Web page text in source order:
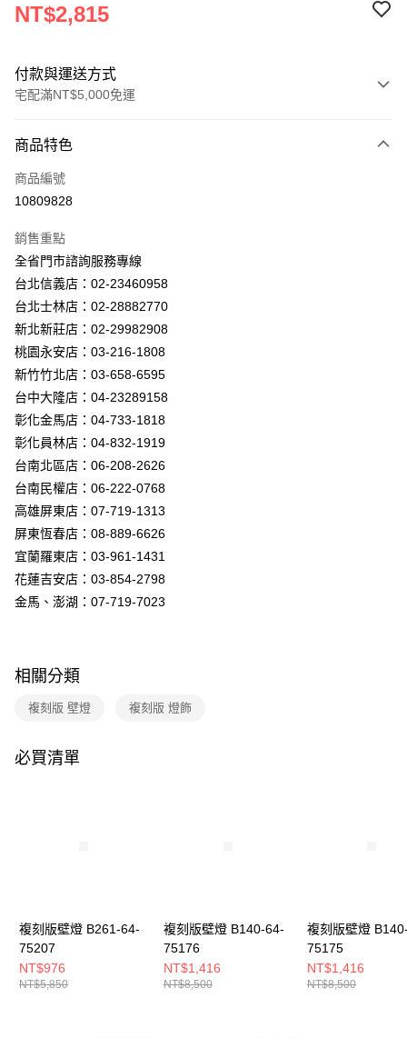
NT$2,815
付款與運送方式
宅配滿NT$5,000免運
信用卡一次付款
LINE Pay
街口支付
悠遊付
Google Pay
全盈+PAY
AFTEE先享後付
相關說明
【關於「AFTEE先享後付」】
AFTEE先享後付是「在收到商品之後才付款」的支付方式。 讓您購物簡單
便利好安心！
１．簡單：不需註冊會員、不需綁卡、不需儲值。
３．安心：先確認商品／服務後，再付款。
【「AFTEE先享後付」結帳流程】
１．於結帳方式選擇「AFTEE先享後付」後，將跳轉至「AFTEE先享後付」
結帳頁面，進行簡訊認證並確認金額後，即可完成結帳。
２．訂單成立數日內，您將收到繳費通知簡訊。
後付繳納相關費用。
是否繳費成功／繳費後需取消欲退款等相關疑問，請聯繫「AFTEE先享後付
【注意事項】
時審查核予不同之上限額度；若仍有額度不足之情形，本公司將視審查結果
請求用戶進行身份認證。
恩沛科技股份有限公司將有權停止該用戶之使用額度並採取法律行動。
ATM付款
運送方式
新竹貨運宅配
商品特色
商品編號
10809828
銷售重點
全省門市諮詢服務專線
台北信義店：02-23460958
台北士林店：02-28882770
新北新莊店：02-29982908
桃園永安店：03-216-1808
新竹竹北店：03-658-6595
台中大隆店：04-23289158
彰化金馬店：04-733-1818
彰化員林店：04-832-1919
台南北區店：06-208-2626
台南民權店：06-222-0768
高雄屏東店：07-719-1313
屏東恆春店：08-889-6626
宜蘭羅東店：03-961-1431
花蓮吉安店：03-854-2798
金馬、澎湖：07-719-7023
相關分類
複刻版 壁燈 複刻版 燈飾
必買清單
複刻版壁燈 B261-64-
75207
NT$976
NT$5,850
複刻版壁燈 B140-64-
75176
NT$1,416
NT$8,500
複刻版壁燈
75175
NT$1,416
NT$8,500